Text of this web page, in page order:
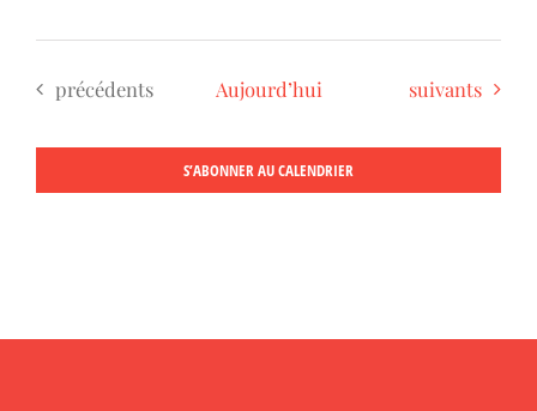
Évènements
précédents Aujourd’hui Évènements
suivants
S’ABONNER AU CALENDRIER